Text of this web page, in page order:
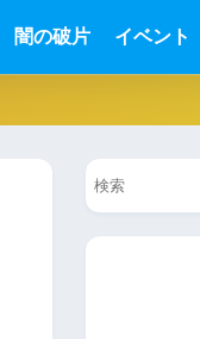
闇の破片 イベント